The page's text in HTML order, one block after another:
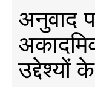
अनुवाद
उद्देश्यों